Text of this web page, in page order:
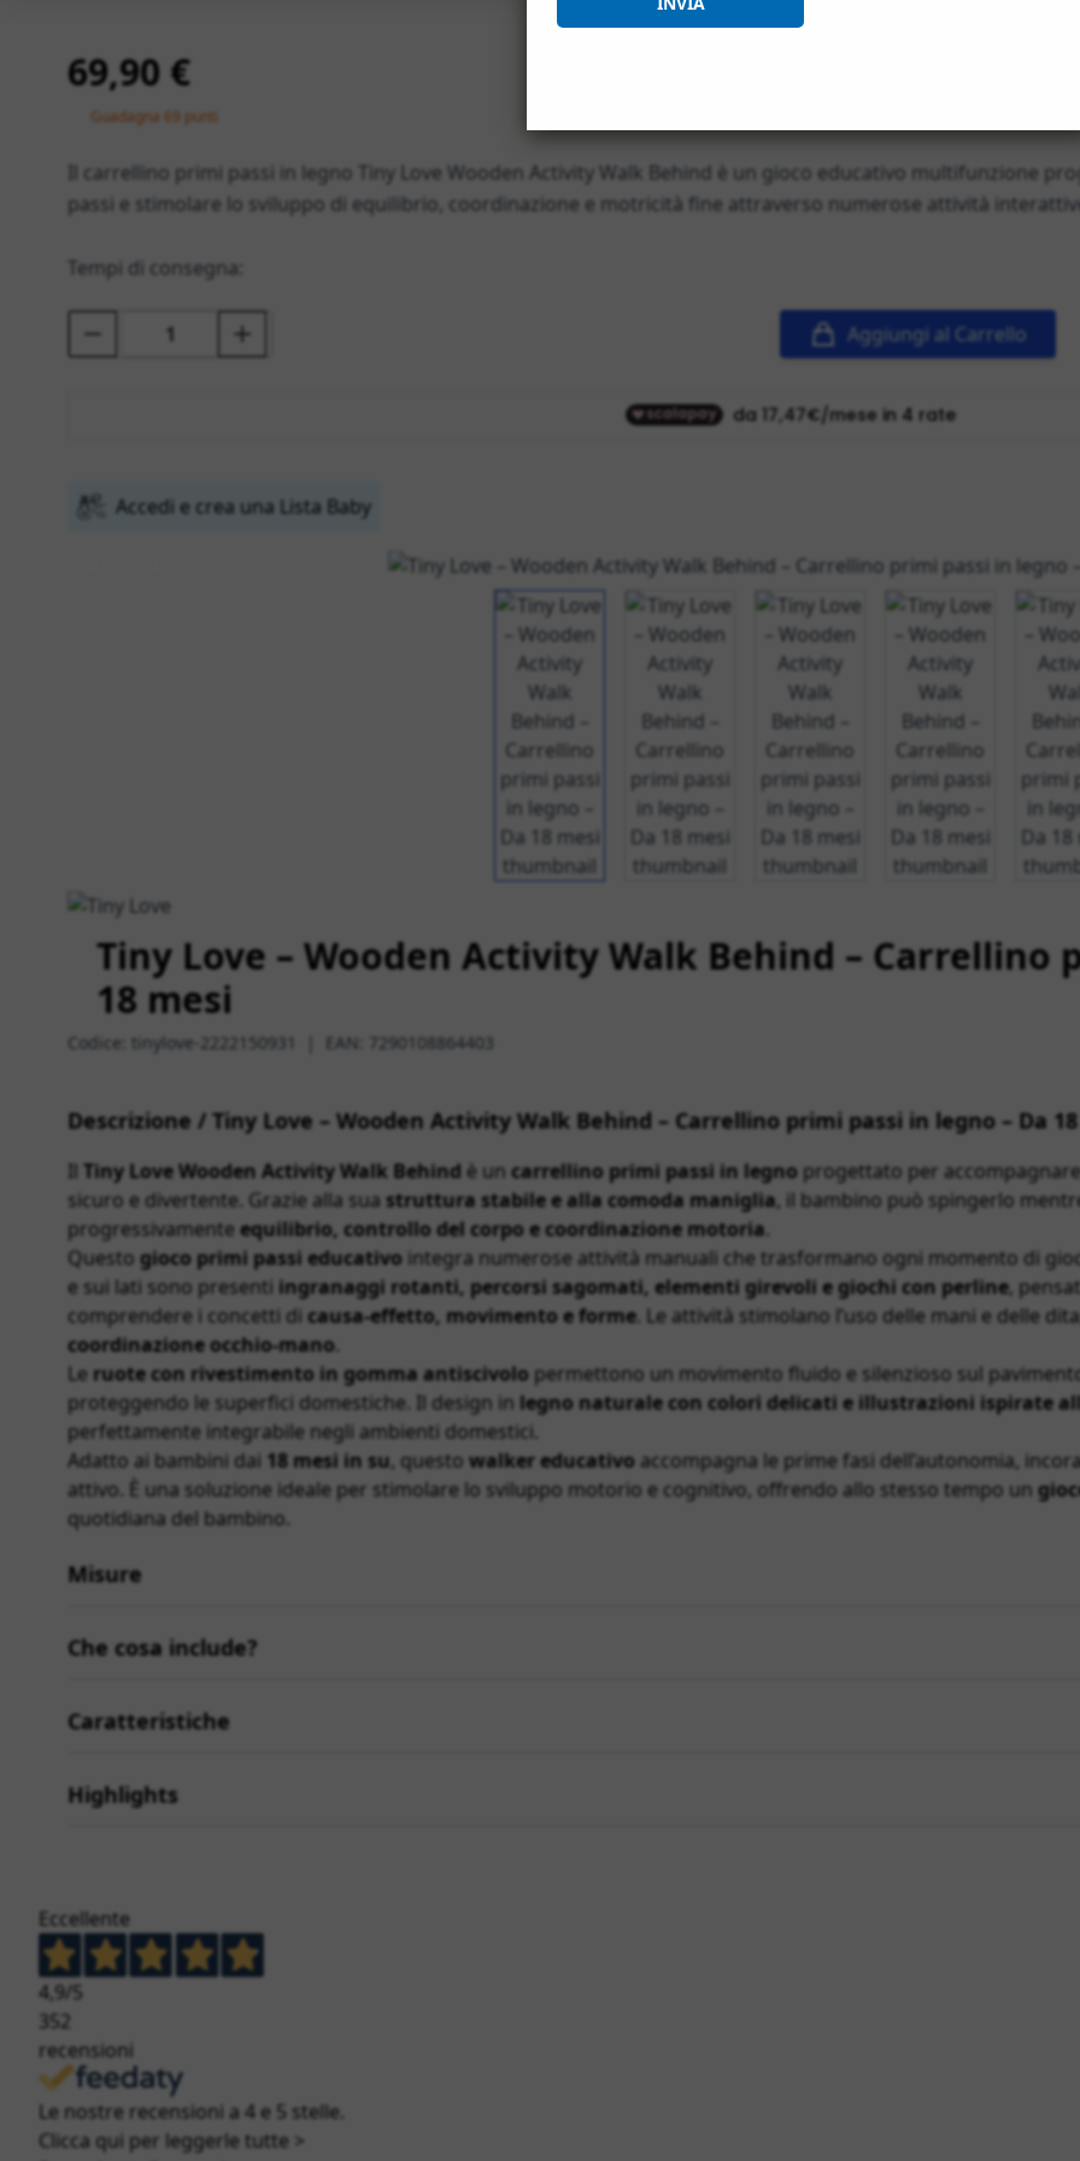
View larger imageView larger imageView larger imageView larger
Tiny Love – Wooden Activity Walk Behind – Carrellino
18 mesi
Codice: tinylove-2222150931 EAN: 7290108864403
69,90 €
Guadagna 69 punti
Il carrellino primi passi in legno Tiny Love Wooden Activity Walk Behind è un gioco educativo multifunzione
passi e stimolare lo sviluppo di equilibrio, coordinazione e motricità fine attraverso numerose attività
Tempi di consegna:
Aggiungi al Carrello
Accedi e crea una Lista Baby
Descrizione / Tiny Love – Wooden Activity Walk Behind – Carrellino primi passi in legno – Da
Il Tiny Love Wooden Activity Walk Behindè un carrellino primi passi in legno progettato per
sicuro e divertente. Grazie alla sua struttura stabile e alla comoda maniglia, il bambino può spingerlo
progressivamente equilibrio, controllo del corpo e coordinazione motoria
Questo gioco primi passi educativo integra numerose attività manuali che trasformano ogni momento di
e sui lati sono presenti ingranaggi rotanti, percorsi sagomati, elementi girevoli e giochi con perline,
comprendere i concetti di causa-effetto, movimento e forme . Le attività stimolano l’uso delle mani e delle
coordinazione occhio-mano
Le ruote con rivestimento in gomma antiscivolo permettono un movimento fluido e silenzioso sul
proteggendo le superfici domestiche. Il design in legno naturale con colori delicati e illustrazioni ispirate
perfettamente integrabile negli ambienti domestici.
Adatto ai bambini dai 18 mesi in su, questo walker educativo accompagna le prime fasi dell’autonomia,
attivo. È una soluzione ideale per stimolare lo sviluppo motorio e cognitivo, offrendo allo stesso tempo un
quotidiana del bambino.
Misure
Che cosa include?
Caratteristiche
Highlights
Eccellente
4,9/5
352
recensioni
Le nostre recensioni a 4 e 5 stelle.
Clicca qui per leggerle tutte >